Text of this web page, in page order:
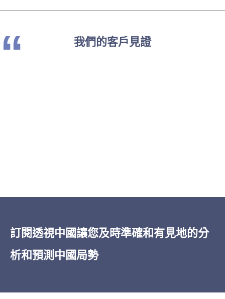
我們的客戶見證
“
越的報導為基礎——令人印象深刻。在我五
非機密還是機密的情報，
訂閱透視中國讓您及時準確和有見地的分
析和預測中國局勢